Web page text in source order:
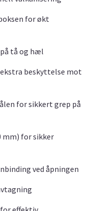
for økt
tå og hæl
beskyttelse mot
for sikkert grep på
mm) for sikker
ved åpningen